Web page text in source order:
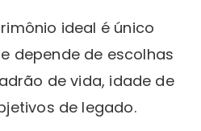
ideal é único
depende de escolhas
de vida, idade de
de legado.